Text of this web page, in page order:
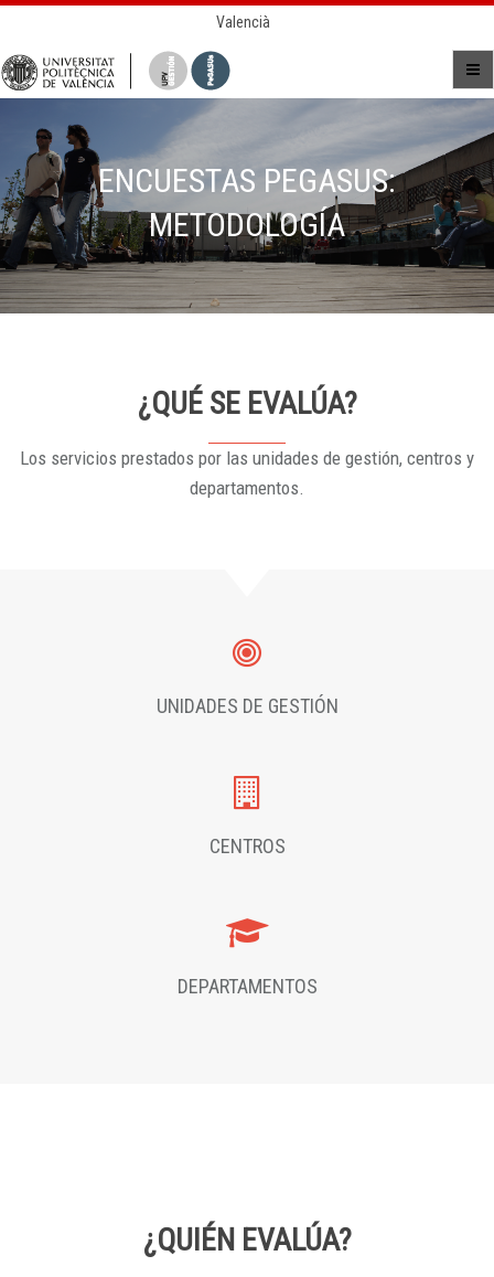
Valencià
ENCUESTAS PEGASUS:
METODOLOGÍA
¿QUÉ SE EVALÚA?
Los servicios prestados por las unidades de gestión, centros y
departamentos.
UNIDADES DE GESTIÓN
CENTROS
DEPARTAMENTOS
¿QUIÉN EVALÚA?